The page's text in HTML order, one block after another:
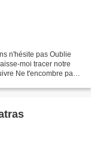
n'hésite pas Oublie
moi tracer notre
Ne t'encombre pas